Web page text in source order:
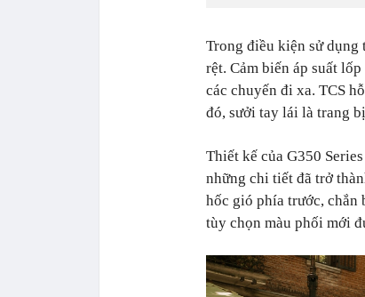
Trong điều kiện sử dụng
rệt. Cảm biến áp suất
các chuyến đi xa. TCS
đó, sưởi tay lái là trang
Thiết kế của G350
những chi tiết đã trở
hốc gió phía trước, chắn
tùy chọn màu phối mới